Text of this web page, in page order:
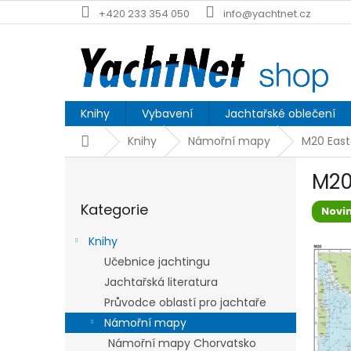
na
+420 233 354 050 info@yachtnet.cz
Knihy Vybavení Jachtařské oblečení
DomůKnihy Námořní mapy M20
a
kategorie
Kategorie
Knihy
Učebnice jachtingu
Jachtařská literatura
Průvodce oblastí pro jachtaře
Námořní mapy
Námořní mapy Chorvatsko